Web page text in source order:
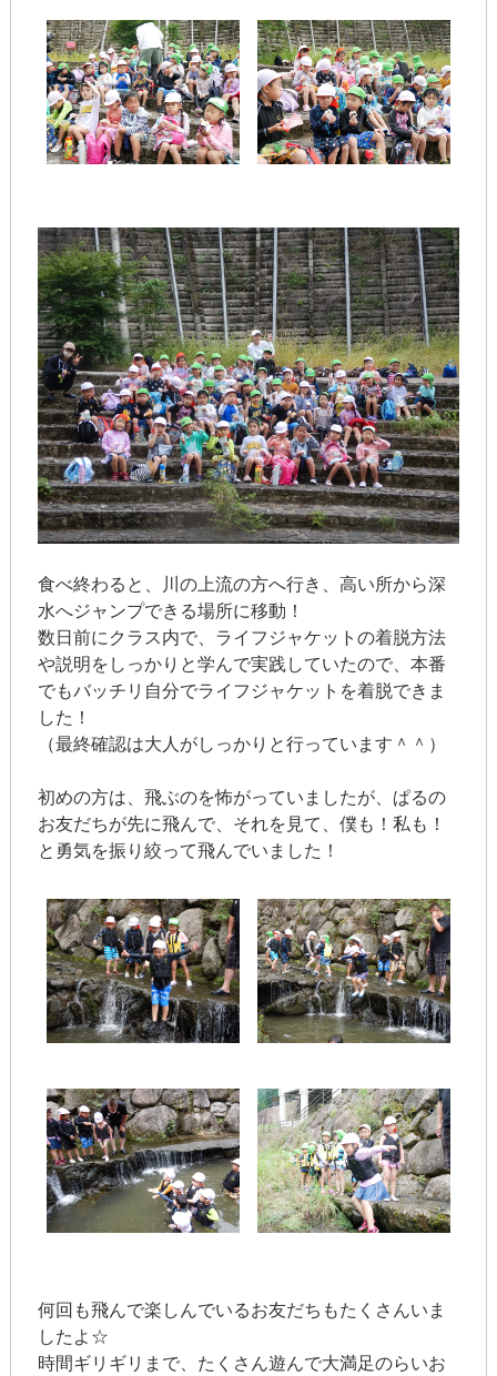
食べ終わると、川の上流の方へ行き、高い所から深
水へジャンプできる場所に移動！
数日前にクラス内で、ライフジャケットの着脱方法
や説明をしっかりと学んで実践していたので、本番
でもバッチリ自分でライフジャケットを着脱できま
した！
（最終確認は大人がしっかりと行っています＾＾）
初めの方は、飛ぶのを怖がっていましたが、ぱるの
お友だちが先に飛んで、それを見て、僕も！私も！
と勇気を振り絞って飛んでいました！
何回も飛んで楽しんでいるお友だちもたくさんいま
したよ☆
時間ギリギリまで、たくさん遊んで大満足のらいお